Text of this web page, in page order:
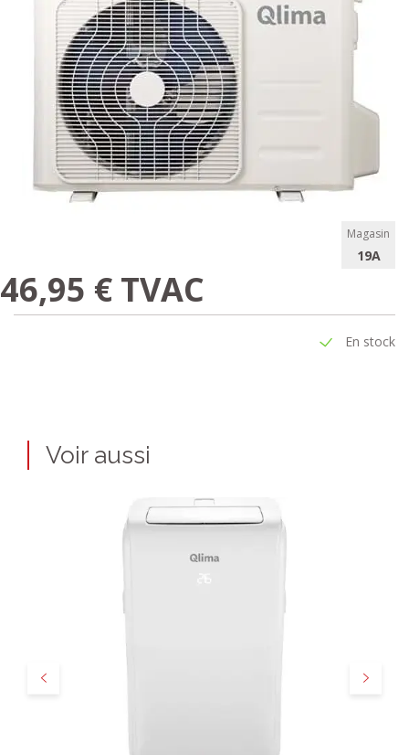
Magasin
19A
46,95 € TVAC
En stock
Voir aussi
Précédent Suivant